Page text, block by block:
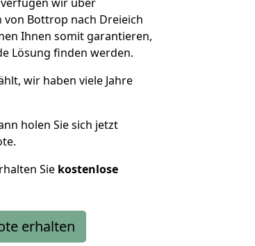
Bottrop nach Dreieich
Ihnen somit garantieren,
Lösung finden werden.
wir haben viele Jahre
holen Sie sich jetzt
Sie kostenlose
erhalten